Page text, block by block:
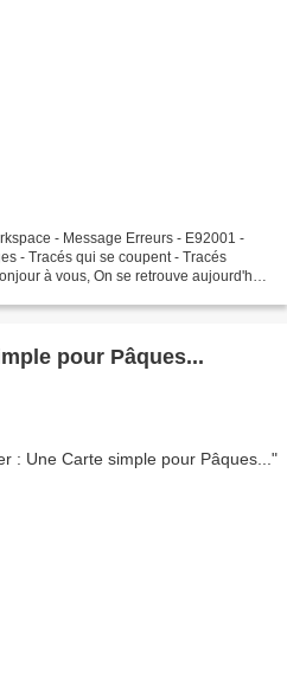
- Message Erreurs - E92001 -
- Tracés qui se coupent - Tracés
à vous, On se retrouve aujourd'hui
pour Pâques...